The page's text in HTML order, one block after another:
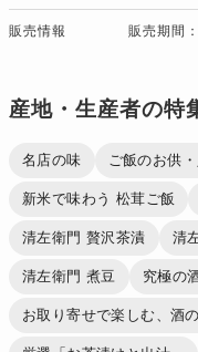
販売情報 販売期間
産地・生産者の特
名店の味 ご飯のお供
新米で味わう 松茸ご飯
清左衛門 贅沢茶漬 清
清左衛門 煮豆 究極の
お取り寄せで楽しむ、酒